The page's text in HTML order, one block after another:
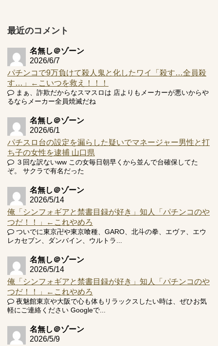
アズールレーン スロット評価はコイン持ちの悪い疑似ボ天
Powered by livedoor 相互RSS
最近のコメント
名無し＠ゾーン
2026/6/7
パチンコで9万負けて殺人鬼と化したワイ「殺す…全員殺
す…」←こいつを救え！！！
まぁ、詐欺だからなスマスロは 店よりもメーカーが悪いからや
るならメーカー全員焼滅だね
名無し＠ゾーン
2026/6/1
パチスロ台の設定を漏らした疑いでマネージャー男性と打
ち子の女性を逮捕 山口県
３回な訳ないww この女毎日朝早くから並んで台確保してた
ぞ。 サクラで有名だった
名無し＠ゾーン
2026/5/14
俺「シンフォギアと禁書目録が好き」知人「パチンコのや
つだ！！」←これやめろ
ついでに東京卍や東京喰種、GARO、北斗の拳、エヴァ、エウ
レカセブン、ダンバイン、ウルトラ...
名無し＠ゾーン
2026/5/14
俺「シンフォギアと禁書目録が好き」知人「パチンコのや
つだ！！」←これやめろ
夜魅館東京や大阪で心も体もリラックスしたい時は、ぜひお気
軽にご連絡ください Googleで...
名無し＠ゾーン
2026/5/9